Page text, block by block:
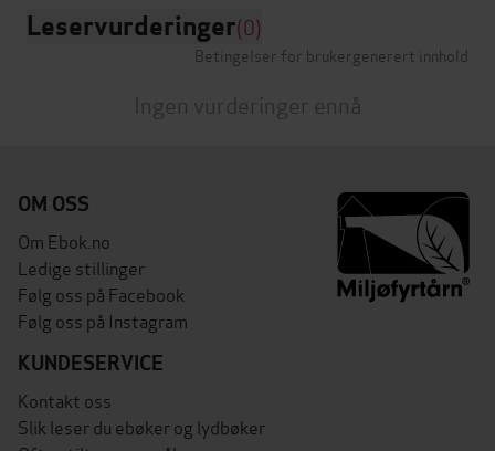
Leservurderinger(0)
Betingelser for brukergenerert innhold
Ingen vurderinger ennå
OM OSS
Om Ebok.no
Ledige stillinger
Følg oss på Facebook
Følg oss på Instagram
KUNDESERVICE
Kontakt oss
Slik leser du ebøker og lydbøker